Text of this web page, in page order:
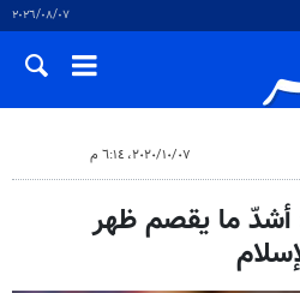
٠٧‏/٠٨‏/٢٠٢٦
٠٧‏/١٠‏/٢٠٢٠، ٦:١٤ م
أشدّ ما يقصم ظهر